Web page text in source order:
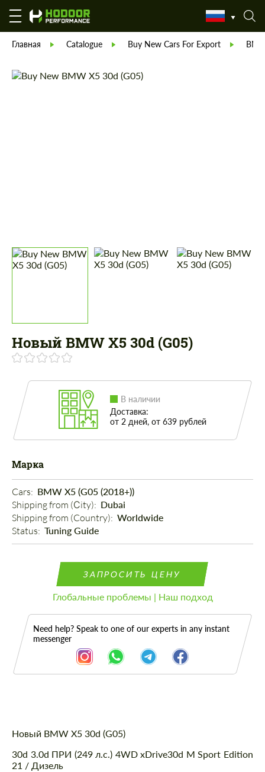
Главная Catalogue Buy New Cars For Export
Новый BMW X5 30d (G05)
В наличии
Доставка:
от 2 дней, от 639 рублей
Марка
Cars: BMW X5 (G05 (2018+))
Shipping from (Сity): Dubai
Shipping from (Country): Worldwide
Status: Tuning Guide
ЗАПРОСИТЬ ЦЕНУ
Глобальные проблемы | Наш подход
Need help? Speak to one of our experts in any instant
messenger
Описание
Новый BMW X5 30d (G05)
30d 3.0d ПРИ (249 л.с.) 4WD xDrive30d M Sport Edition
21 / Дизель